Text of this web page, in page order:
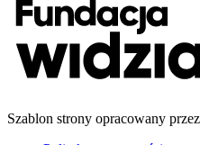
Szablon strony opracowany